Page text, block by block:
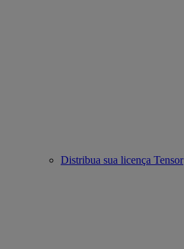
Distribua sua licença Tensor